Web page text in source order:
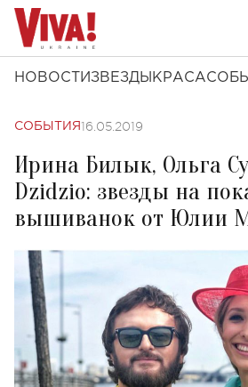
НОВОСТИ ЗВЕЗДЫ КРАСА
СОБЫТИЯ 16.05.2019
Ирина Билык, Ольга
Dzidzio: звезды на
вышиванок от Юлии